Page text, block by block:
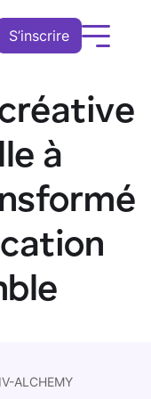
S’inscrire
Demander une
démo
à
ALCHEMY